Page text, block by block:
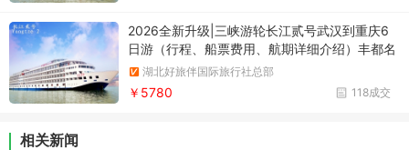
2026全新升级|三峡游轮长江贰号武汉到重庆6
日游（行程、船票费用、航期详细介绍）丰都名
山/白帝城/瞿塘峡/神女溪/巫峡/三峡大坝五级船
闸/三峡大坝/西陵峡东段/葛洲坝船闸/岳阳楼+汴
河风情街
湖北好旅伴国际旅行社总部
118成交
￥5780
相关新闻